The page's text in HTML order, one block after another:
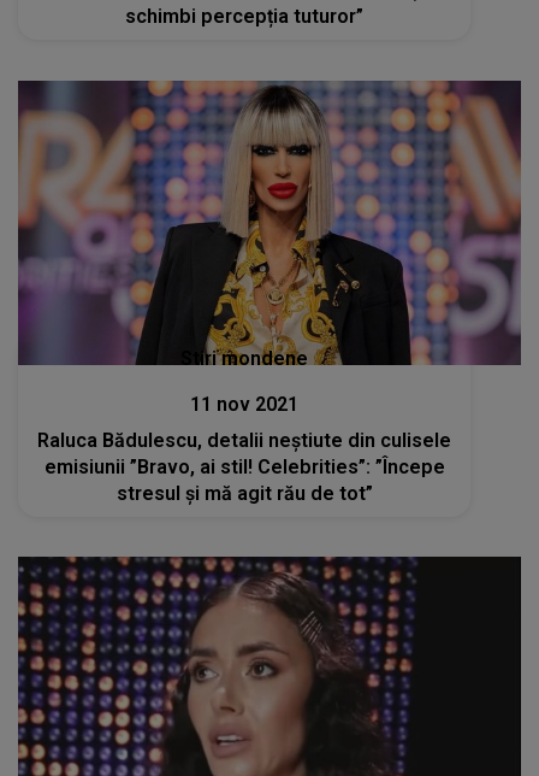
schimbi percepția tuturor”
Stiri mondene
11 nov 2021
Raluca Bădulescu, detalii neștiute din culisele
emisiunii ”Bravo, ai stil! Celebrities”: ”Începe
stresul și mă agit rău de tot”